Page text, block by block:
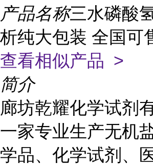
产品名称三水磷酸
析纯大包装 全国可
查看相似产品 >
简介
廊坊乾耀化学试剂
一家专业生产无机
学品、化学试剂、